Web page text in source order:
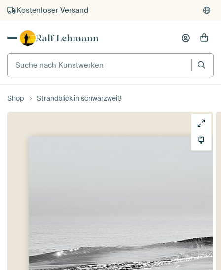
Kostenloser Versand
Kauf auf Rechnung
Ralf Lehmann
Suche nach Kunstwerken
Shop Strandblick in schwarzweiß